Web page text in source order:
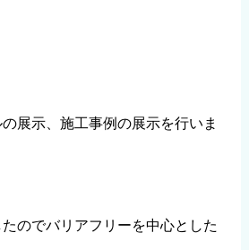
展示、施工事例の展示を行いま
たのでバリアフリーを中心とした